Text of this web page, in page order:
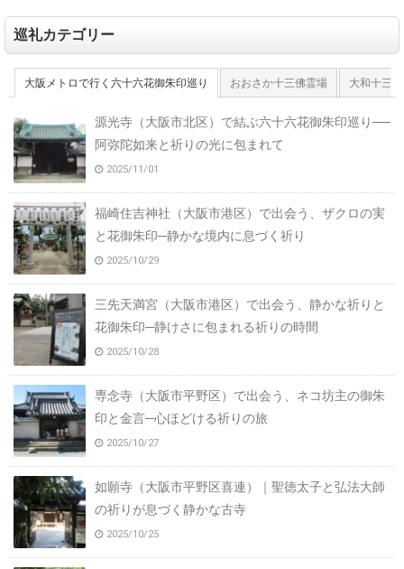
巡礼カテゴリー
大阪メトロで行く六十六花御朱印巡り おおさか十三佛霊場 大和十三
源光寺（大阪市北区）で結ぶ六十六花御朱印巡り──
阿弥陀如来と祈りの光に包まれて
2025/11/01
福崎住吉神社（大阪市港区）で出会う、ザクロの実
と花御朱印─静かな境内に息づく祈り
2025/10/29
三先天満宮（大阪市港区）で出会う、静かな祈りと
花御朱印─静けさに包まれる祈りの時間
2025/10/28
専念寺（大阪市平野区）で出会う、ネコ坊主の御朱
印と金言─心ほどける祈りの旅
2025/10/27
如願寺（大阪市平野区喜連）｜聖徳太子と弘法大師
の祈りが息づく静かな古寺
2025/10/25